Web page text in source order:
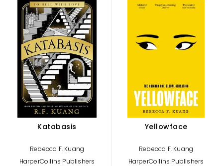
Katabasis
Rebecca F. Kuang
HarperCollins Publishers
Yellowface
Rebecca F. Kuang
HarperCollins Publishers